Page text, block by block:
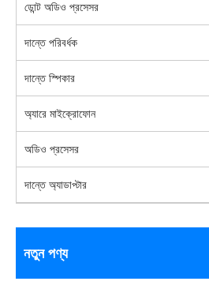
ডোন্ট অডিও প্রসেসর
দান্তে পরিবর্ধক
দান্তে স্পিকার
অ্যারে মাইক্রোফোন
অডিও প্রসেসর
দান্তে অ্যাডাপ্টার
নতুন পণ্য